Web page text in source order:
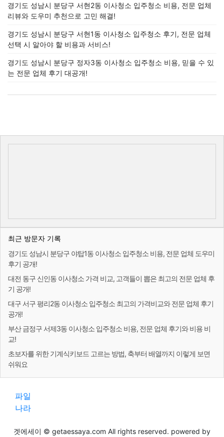
경기도 성남시 분당구 서현2동 이사청소 입주청소 비용, 전문 업체
리뷰와 도우미 추천으로 고민 해결!
경기도 성남시 분당구 서현1동 이사청소 입주청소 후기, 전문 업체
선택 시 알아야 할 비용과 서비스!
경기도 성남시 분당구 정자3동 이사청소 입주청소 비용, 믿을 수 있
는 전문 업체 후기 대공개!
최근 방문자 기록
경기도 성남시 분당구 야탑1동 이사청소 입주청소 비용, 전문 업체 도우미
후기 공개!
대전 동구 신인동 이사청소 가격 비교, 고객들이 뽑은 최고의 전문 업체 후
기 공개!
대구 서구 평리2동 이사청소 입주청소 최고의 가격비교와 전문 업체 후기
공개!
부산 금정구 서제3동 이사청소 입주청소 비용, 전문 업체 후기와 비용 비
교!
초보자를 위한 기계식키보드 고르는 방법, 축부터 배열까지 이렇게 보면
쉬워요
파일
나라
겟에세이 © getaessaya.com All rights reserved. powered by